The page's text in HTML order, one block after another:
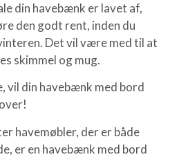
din havebænk er lavet af,
den godt rent, inden du
Det vil være med til at
skimmel og mug.
vil din havebænk med bord
havemøbler, der er både
er en havebænk med bord